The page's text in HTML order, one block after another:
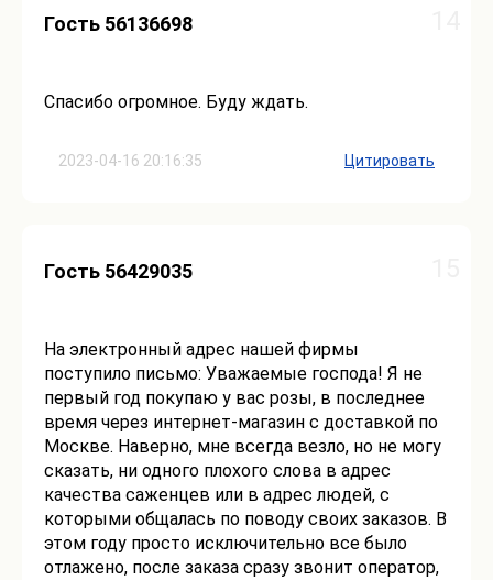
2023-04-16 20:16:35
Гость 56136698
Спасибо огромное. Буду ждать.
Цитировать
Гость 56429035
На электронный адрес нашей фирмы
поступило письмо: Уважаемые господа! Я не
первый год покупаю у вас розы, в последнее
время через интернет-магазин с доставкой по
Москве. Наверно, мне всегда везло, но не могу
сказать, ни одного плохого слова в адрес
качества саженцев или в адрес людей, с
которыми общалась по поводу своих заказов. В
этом году просто исключительно все было
отлажено, после заказа сразу звонит оператор,